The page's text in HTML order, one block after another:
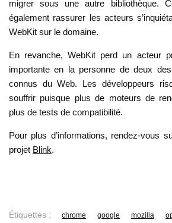
migrer sous une autre bibliothèque.
également rassurer les acteurs
WebKit sur le domaine.
En revanche, WebKit perd un acteur
importante en la personne de deux
connus du Web. Les développeurs
souffrir puisque plus de moteurs de
plus de tests de compatibilité.
Pour plus d’informations, rendez-vous
projet Blink.
Étiquettes : chrome google mozilla